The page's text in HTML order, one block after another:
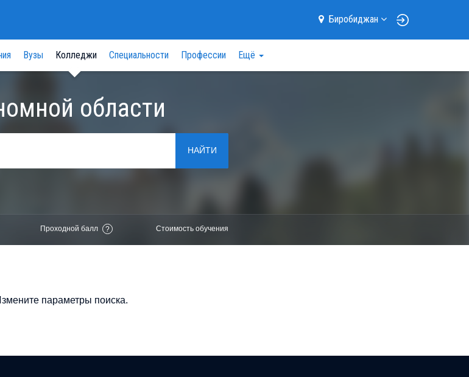
Биробиджан
Вузы Колледжи Специальности Профессии Ещё
области
НАЙТИ
Проходной балл ? Стоимость обучения
параметры поиска.